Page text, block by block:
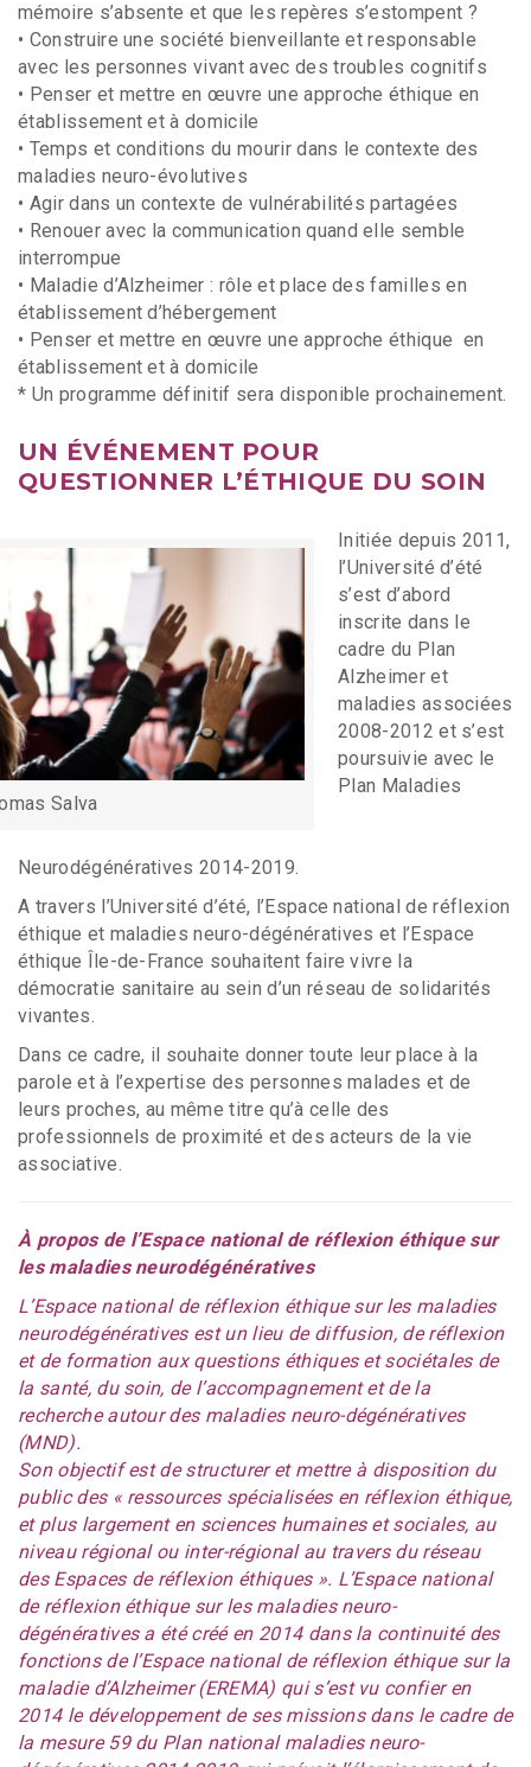
mémoire s’absente et que les repères s’estompent ?
• Construire une société bienveillante et responsable
avec les personnes vivant avec des troubles cognitifs
• Penser et mettre en œuvre une approche éthique en
établissement et à domicile
• Temps et conditions du mourir dans le contexte des
maladies neuro-évolutives
• Agir dans un contexte de vulnérabilités partagées
• Renouer avec la communication quand elle semble
interrompue
• Maladie d’Alzheimer : rôle et place des familles en
établissement d’hébergement
• Penser et mettre en œuvre une approche éthique en
établissement et à domicile
* Un programme définitif sera disponible prochainement.
UN ÉVÉNEMENT POUR
QUESTIONNER L’ÉTHIQUE DU SOIN
Salva
Initiée depuis 2011,
l’Université d’été
s’est d’abord
inscrite dans le
cadre du Plan
Alzheimer et
maladies associées
2008-2012 et s’est
poursuivie avec le
Plan Maladies
Neurodégénératives 2014-2019.
A travers l’Université d’été, l’Espace national de réflexion
éthique et maladies neuro-dégénératives et l’Espace
éthique Île-de-France souhaitent faire vivre la
démocratie sanitaire au sein d’un réseau de solidarités
vivantes.
Dans ce cadre, il souhaite donner toute leur place à la
parole et à l’expertise des personnes malades et de
leurs proches, au même titre qu’à celle des
professionnels de proximité et des acteurs de la vie
associative.
À propos de l’Espace national de réflexion éthique sur
les maladies neurodégénératives
L’Espace national de réflexion éthique sur les maladies
neurodégénératives est un lieu de diffusion, de réflexion
et de formation aux questions éthiques et sociétales de
la santé, du soin, de l’accompagnement et de la
recherche autour des maladies neuro-dégénératives
(MND).
Son objectif est de structurer et mettre à disposition du
public des « ressources spécialisées en réflexion éthique,
et plus largement en sciences humaines et sociales, au
niveau régional ou inter-régional au travers du réseau
des Espaces de réflexion éthiques ». L’Espace national
de réflexion éthique sur les maladies neuro-
dégénératives a été créé en 2014 dans la continuité des
fonctions de l’Espace national de réflexion éthique sur la
maladie d’Alzheimer (EREMA) qui s’est vu confier en
2014 le développement de ses missions dans le cadre de
la mesure 59 du Plan national maladies neuro-